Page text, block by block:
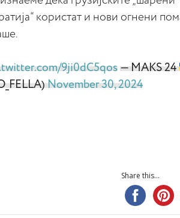
користат и нови огнени
9ji0dC5qos — MAKS 24
November 30, 2024
Share this...